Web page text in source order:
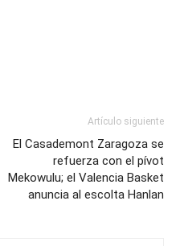
Artículo siguiente
El Casademont Zaragoza se
refuerza con el pívot
Mekowulu; el Valencia Basket
anuncia al escolta Hanlan